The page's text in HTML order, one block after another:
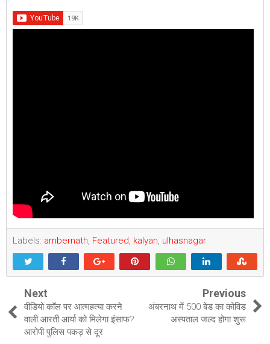
Labels: ambernath, Featured, kalyan, ulhasnagar
Next
वीडियो काॅल पर आत्महत्या करने
वाली आरती आर्या को मिलेगा इंसाफ?
आरोपी पुलिस पकड़ से दूर
Previous
अंबरनाथ में 500 बेड का कोविड
अस्पताल जल्द होगा शुरू